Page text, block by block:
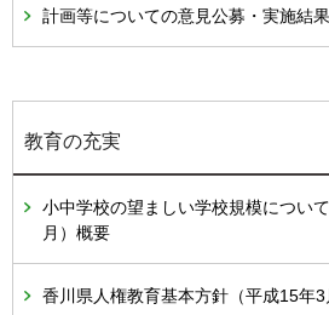
計画等についての意見公募・実施結果
教育の充実
小中学校の望ましい学校規模につい
月）概要
香川県人権教育基本方針（平成15年3